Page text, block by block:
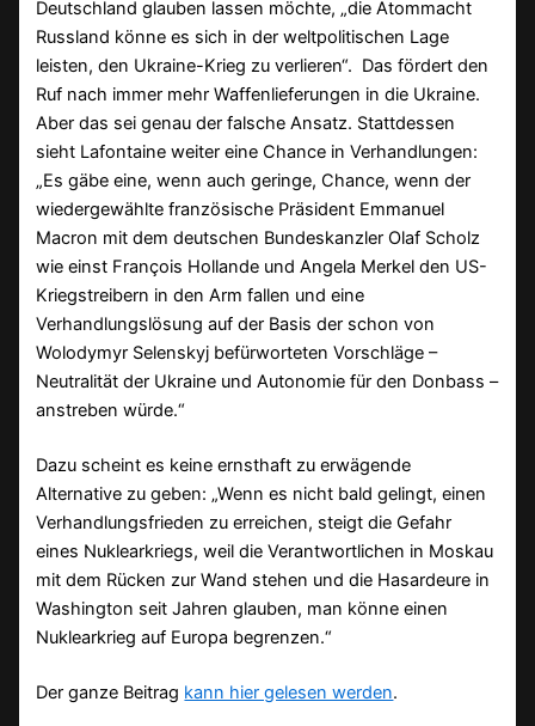
Deutschland glauben lassen möchte, „die Atommacht
Russland könne es sich in der weltpolitischen Lage
leisten, den Ukraine-Krieg zu verlieren“. Das fördert den
Ruf nach immer mehr Waffenlieferungen in die Ukraine.
Aber das sei genau der falsche Ansatz. Stattdessen
sieht Lafontaine weiter eine Chance in Verhandlungen:
„Es gäbe eine, wenn auch geringe, Chance, wenn der
wiedergewählte französische Präsident Emmanuel
Macron mit dem deutschen Bundeskanzler Olaf Scholz
wie einst François Hollande und Angela Merkel den US-
Kriegstreibern in den Arm fallen und eine
Verhandlungslösung auf der Basis der schon von
Wolodymyr Selenskyj befürworteten Vorschläge –
Neutralität der Ukraine und Autonomie für den Donbass –
anstreben würde.“
Dazu scheint es keine ernsthaft zu erwägende
Alternative zu geben: „Wenn es nicht bald gelingt, einen
Verhandlungsfrieden zu erreichen, steigt die Gefahr
eines Nuklearkriegs, weil die Verantwortlichen in Moskau
mit dem Rücken zur Wand stehen und die Hasardeure in
Washington seit Jahren glauben, man könne einen
Nuklearkrieg auf Europa begrenzen.“
Der ganze Beitrag kann hier gelesen werden.